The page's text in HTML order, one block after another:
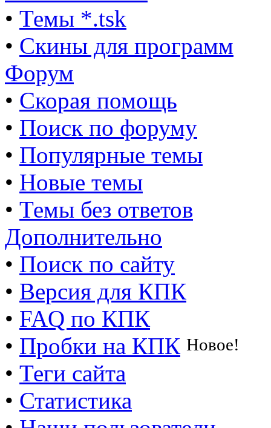
• Темы *.tsk
• Скины для программ
Форум
• Скорая помощь
• Поиск по форуму
• Популярные темы
• Новые темы
• Темы без ответов
Дополнительно
• Поиск по сайту
• Версия для КПК
• FAQ по КПК
• Пробки на КПК Новое!
• Теги сайта
• Статистика